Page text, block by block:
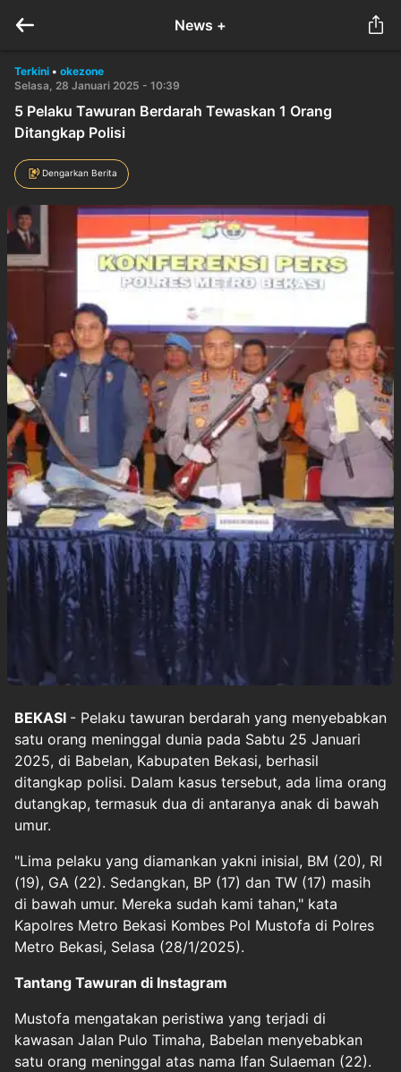
News +
Terkini • okezone
Selasa, 28 Januari 2025 - 10:39
5 Pelaku Tawuran Berdarah Tewaskan 1 Orang
Ditangkap Polisi
Dengarkan Berita
BEKASI - Pelaku tawuran berdarah yang menyebabkan
satu orang meninggal dunia pada Sabtu 25 Januari
2025, di Babelan, Kabupaten Bekasi, berhasil
ditangkap polisi. Dalam kasus tersebut, ada lima orang
dutangkap, termasuk dua di antaranya anak di bawah
umur.
"Lima pelaku yang diamankan yakni inisial, BM (20), RI
(19), GA (22). Sedangkan, BP (17) dan TW (17) masih
di bawah umur. Mereka sudah kami tahan," kata
Kapolres Metro Bekasi Kombes Pol Mustofa di Polres
Metro Bekasi, Selasa (28/1/2025).
Tantang Tawuran di Instagram
Mustofa mengatakan peristiwa yang terjadi di
kawasan Jalan Pulo Timaha, Babelan menyebabkan
satu orang meninggal atas nama Ifan Sulaeman (22).